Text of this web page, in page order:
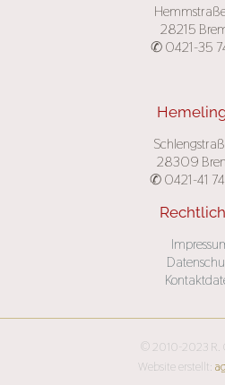
28215
✆ 0421-35
28309
✆ 0421-41
© 2010-2023 R.
Website erstellt: